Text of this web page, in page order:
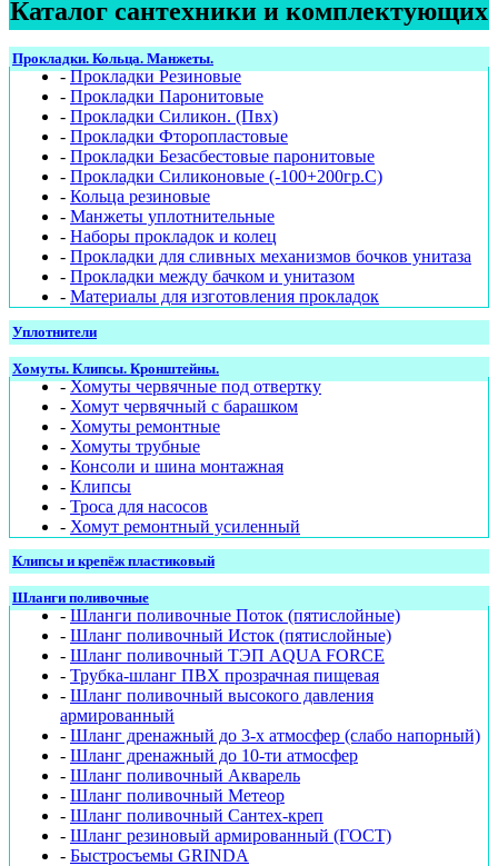
Каталог сантехники и комплектующих
Прокладки. Кольца. Манжеты.
-Прокладки Резиновые
- Прокладки Паронитовые
- Прокладки Силикон. (Пвх)
- Прокладки Фторопластовые
- Прокладки Безасбестовые паронитовые
- Прокладки Силиконовые (-100+200гр.С)
- Кольца резиновые
- Манжеты уплотнительные
- Наборы прокладок и колец
- Прокладки для сливных механизмов бочков унитаза
- Прокладки между бачком и унитазом
- Материалы для изготовления прокладок
Уплотнители
Хомуты. Клипсы. Кронштейны.
-Хомуты червячные под отвертку
- Хомут червячный с барашком
- Хомуты ремонтные
- Хомуты трубные
- Консоли и шина монтажная
- Клипсы
- Троса для насосов
- Хомут ремонтный усиленный
Клипсы и крепёж пластиковый
Шланги поливочные
-Шланги поливочные Поток (пятислойные)
- Шланг поливочный Исток (пятислойные)
- Шланг поливочный ТЭП AQUA FORCE
- Трубка-шланг ПВХ прозрачная пищевая
- Шланг поливочный высокого давления
армированный
- Шланг дренажный до 3-х атмосфер (слабо напорный)
- Шланг дренажный до 10-ти атмосфер
- Шланг поливочный Акварель
- Шланг поливочный Метеор
- Шланг поливочный Сантех-креп
- Шланг резиновый армированный (ГОСТ)
- Быстросъемы GRINDA